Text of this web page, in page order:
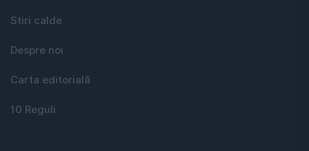
Stiri calde
Despre noi
Carta editorială
10 Reguli